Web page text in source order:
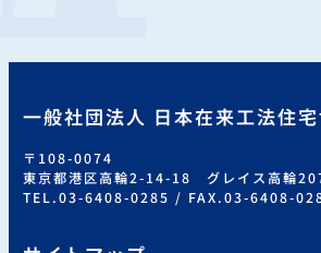
一般社団法人 日本在来工法住
〒108-0074
東京都港区高輪2-14-18 グレイス高輪
TEL.03-6408-0285 / FAX.03-6408-